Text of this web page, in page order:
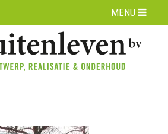
MENU